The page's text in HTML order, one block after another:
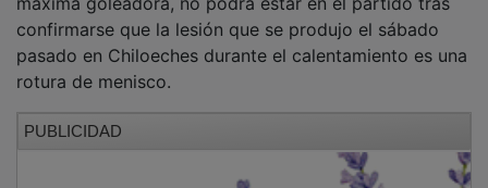
confirmarse que la lesión que se produjo el sábado
pasado en Chiloeches durante el calentamiento es una
rotura de menisco.